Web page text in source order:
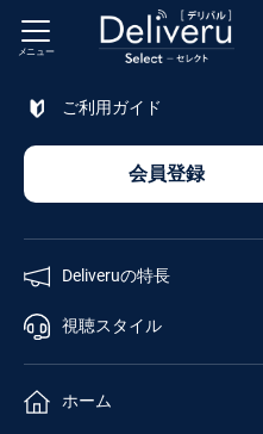
メニュー
ご利用ガイド
会員登録
Deliveruの特長
視聴スタイル
ホーム